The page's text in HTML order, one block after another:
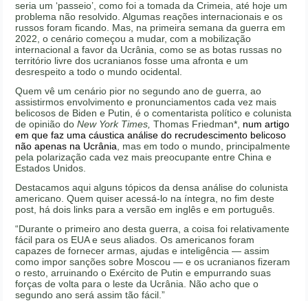
seria um ‘passeio’, como foi a tomada da Crimeia, até hoje um
problema não resolvido. Algumas reações internacionais e os
russos foram ficando. Mas, na primeira semana da guerra em
2022, o cenário começou a mudar, com a mobilização
internacional a favor da Ucrânia, como se as botas russas no
território livre dos ucranianos fosse uma afronta e um
desrespeito a todo o mundo ocidental.
Quem vê um cenário pior no segundo ano de guerra, ao
assistirmos envolvimento e pronunciamentos cada vez mais
belicosos de Biden e Putin, é o comentarista político e colunista
de opinião doNew York Times, Thomas Friedman*, num artigo
em que faz uma cáustica análise do recrudescimento belicoso
não apenas na Ucrânia , mas em todo o mundo, principalmente
pela polarização cada vez mais preocupante entre China e
Estados Unidos.
Destacamos aqui alguns tópicos da densa análise do colunista
americano. Quem quiser acessá-lo na íntegra, no fim deste
post, há dois links para a versão em inglês e em português.
“Durante o primeiro ano desta guerra, a coisa foi relativamente
fácil para os EUA e seus aliados. Os americanos foram
capazes de fornecer armas, ajudas e inteligência — assim
como impor sanções sobre Moscou — e os ucranianos fizeram
o resto, arruinando o Exército de Putin e empurrando suas
forças de volta para o leste da Ucrânia. Não acho que o
segundo ano será assim tão fácil.”